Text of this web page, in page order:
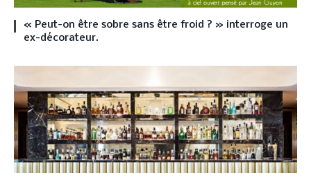
« Peut-on être sobre sans être froid ? » interroge un
ex-décorateur.